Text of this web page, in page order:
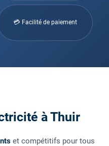
💳 Facilité de paiement
à Thuir
et compétitifs pour tous